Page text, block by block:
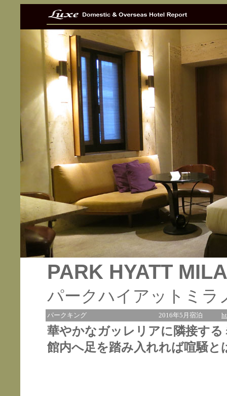
PARK HYATT
パークハイアットミラ
パークキング 2016年5月宿泊
華やかなガッレリアに隣接す
館内へ足を踏み入れれば喧騒と